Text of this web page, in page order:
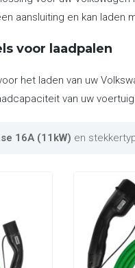
aansluiting en kan laden
voor laadpalen
het laden van uw
van uw
16A (11kW) en